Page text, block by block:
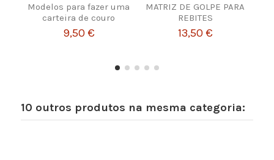
Modelos para fazer uma
carteira de couro
9,50 €
MATRIZ DE GOLPE PARA
REBITES
13,50 €
10 outros produtos na mesma categoria: